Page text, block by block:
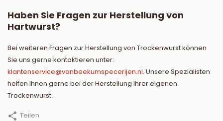
Haben Sie Fragen zur Herstellung von
Hartwurst?
Bei weiteren Fragen zur Herstellung von Trockenwurst können
Sie uns gerne kontaktieren unter:
klantenservice@vanbeekumspecerijen.nl. Unsere Spezialisten
helfen Ihnen gerne bei der Herstellung Ihrer eigenen
Trockenwurst.
Teilen